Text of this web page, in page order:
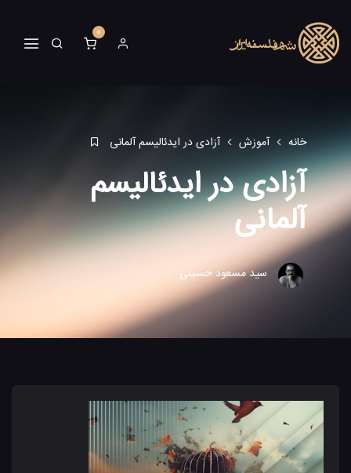
0
خانه آموزش آزادی در ایدئالیسم آلمانی
آزادی در ایدئالیسم
آلمانی
سید مسعود حسینی